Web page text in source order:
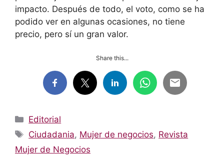
impacto. Después de todo, el voto, como se ha
podido ver en algunas ocasiones, no tiene
precio, pero sí un gran valor.
Share this...
Categorías
Editorial
Etiquetas
Ciudadania, Mujer de negocios, Revista
Mujer de Negocios